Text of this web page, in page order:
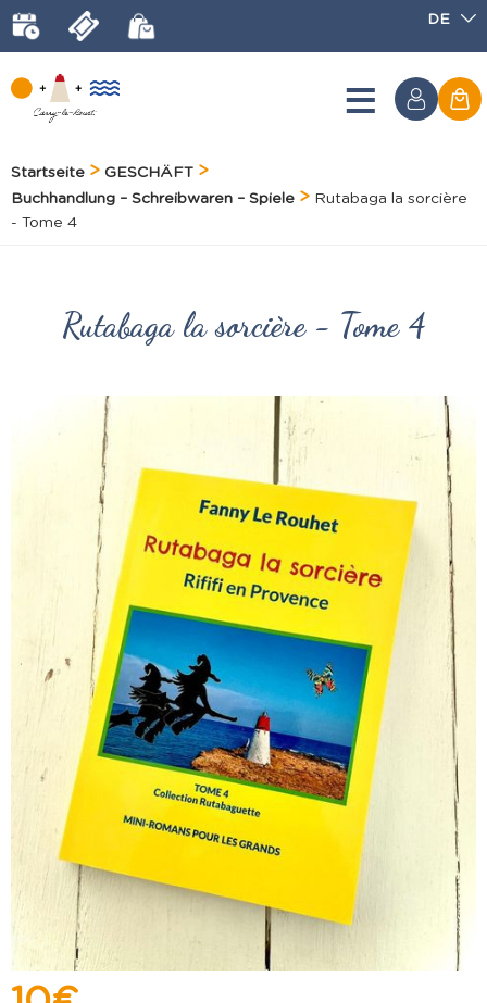
DE
Startseite
GESCHÄFT
Buchhandlung – Schreibwaren – Spiele
Rutabaga la sorcière
- Tome 4
Rutabaga la sorcière - Tome 4